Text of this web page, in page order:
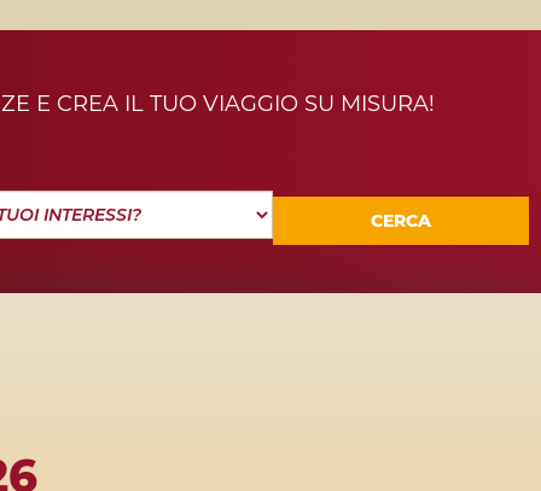
E CREA IL TUO VIAGGIO SU MISURA!
CERCA